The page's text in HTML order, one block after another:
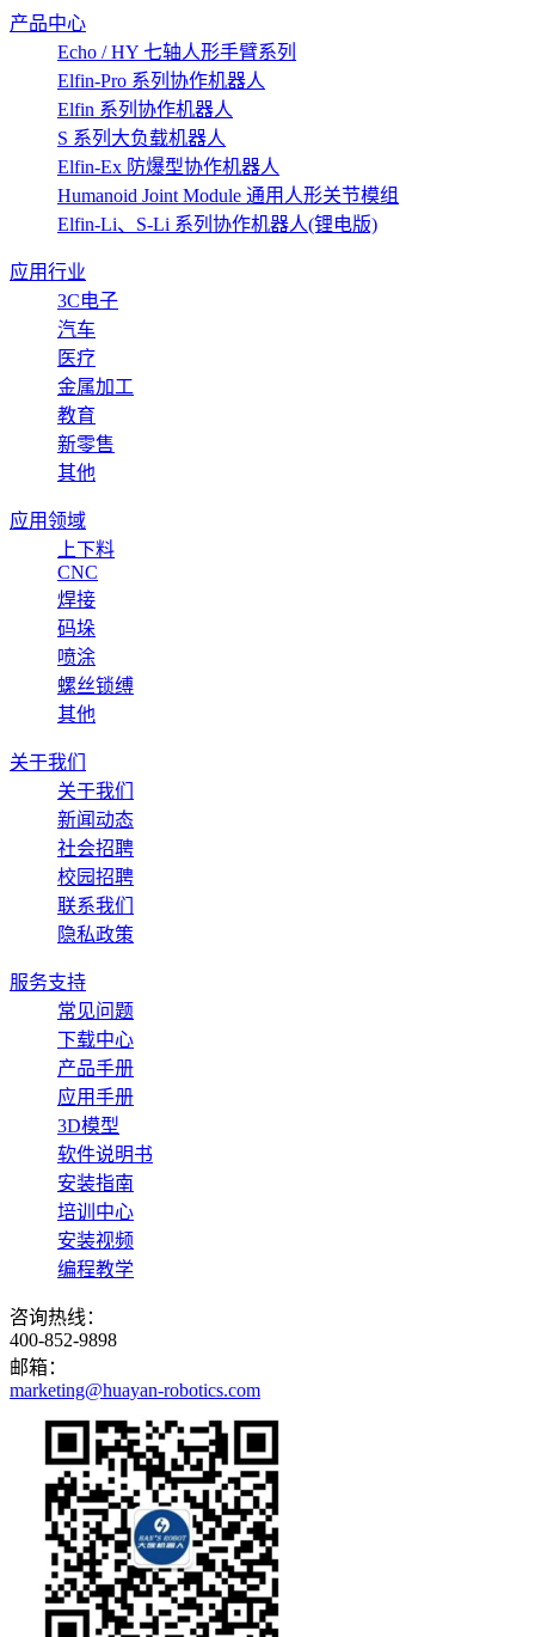
产品中心
Echo / HY 七轴人形手臂系列
Elfin-Pro 系列协作机器人
Elfin 系列协作机器人
S 系列大负载机器人
Elfin-Ex 防爆型协作机器人
Humanoid Joint Module 通用人形关节模组
Elfin-Li、S-Li 系列协作机器人(锂电版)
应用行业
3C电子
汽车
医疗
金属加工
教育
新零售
其他
应用领域
上下料
CNC
焊接
码垛
喷涂
螺丝锁缚
其他
关于我们
关于我们
新闻动态
社会招聘
校园招聘
联系我们
隐私政策
服务支持
常见问题
下载中心
产品手册
应用手册
3D模型
软件说明书
安装指南
培训中心
安装视频
编程教学
咨询热线：
400-852-9898
邮箱：
marketing@huayan-robotics.com